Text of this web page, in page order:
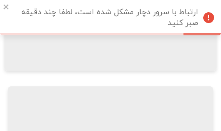
ارتباط با سرور دچار مشکل شده است، لطفا چند دقیقه
صبر کنید